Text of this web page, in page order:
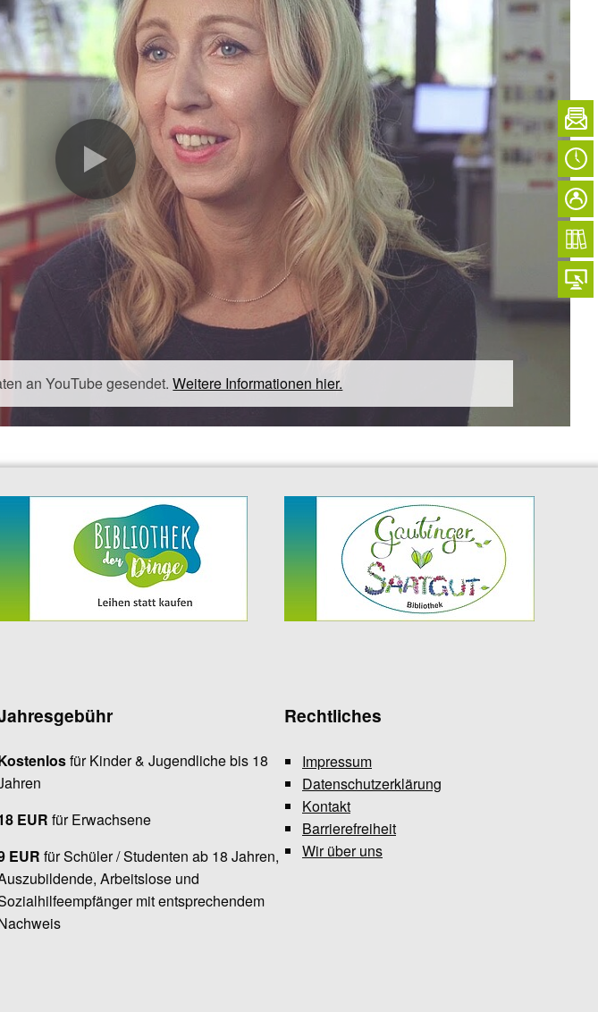
an YouTube gesendet.Weitere Informationen hier.
für Kinder & Jugendliche bis 18
EUR für Erwachsene
EUR für Schüler / Studenten ab 18 Jahren,
Arbeitslose und
mit entsprechendem
Rechtliches
Impressum
Datenschutzerklärung
Kontakt
Barrierefreiheit
Wir über uns